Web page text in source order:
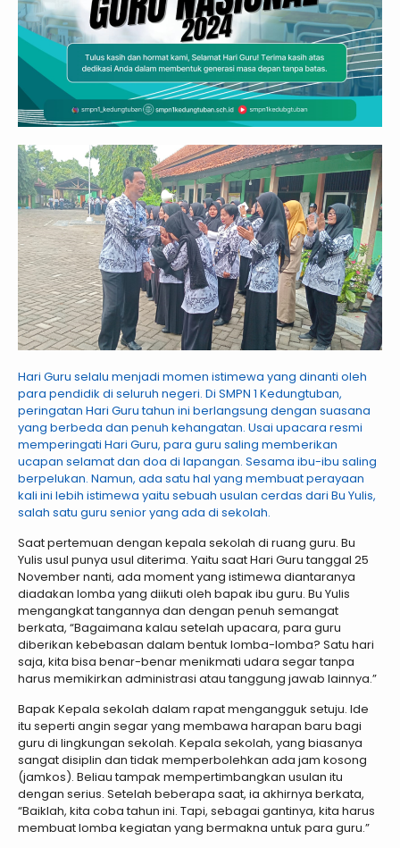
Hari Guru selalu menjadi momen istimewa yang dinanti oleh
para pendidik di seluruh negeri. Di SMPN 1 Kedungtuban,
peringatan Hari Guru tahun ini berlangsung dengan suasana
yang berbeda dan penuh kehangatan. Usai upacara resmi
memperingati Hari Guru, para guru saling memberikan
ucapan selamat dan doa di lapangan. Sesama ibu-ibu saling
berpelukan. Namun, ada satu hal yang membuat perayaan
kali ini lebih istimewa yaitu sebuah usulan cerdas dari Bu Yulis,
salah satu guru senior yang ada di sekolah.
Saat pertemuan dengan kepala sekolah di ruang guru. Bu
Yulis usul punya usul diterima. Yaitu saat Hari Guru tanggal 25
November nanti, ada moment yang istimewa diantaranya
diadakan lomba yang diikuti oleh bapak ibu guru. Bu Yulis
mengangkat tangannya dan dengan penuh semangat
berkata, “Bagaimana kalau setelah upacara, para guru
diberikan kebebasan dalam bentuk lomba-lomba? Satu hari
saja, kita bisa benar-benar menikmati udara segar tanpa
harus memikirkan administrasi atau tanggung jawab lainnya.”
Bapak Kepala sekolah dalam rapat mengangguk setuju. Ide
itu seperti angin segar yang membawa harapan baru bagi
guru di lingkungan sekolah. Kepala sekolah, yang biasanya
sangat disiplin dan tidak memperbolehkan ada jam kosong
(jamkos). Beliau tampak mempertimbangkan usulan itu
dengan serius. Setelah beberapa saat, ia akhirnya berkata,
“Baiklah, kita coba tahun ini. Tapi, sebagai gantinya, kita harus
membuat lomba kegiatan yang bermakna untuk para guru.”